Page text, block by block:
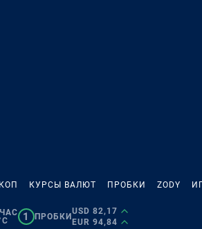
КУРСЫ ВАЛЮТ ПРОБКИ ZODY
1 ПРОБКИ
USD 82,17
EUR 94,84